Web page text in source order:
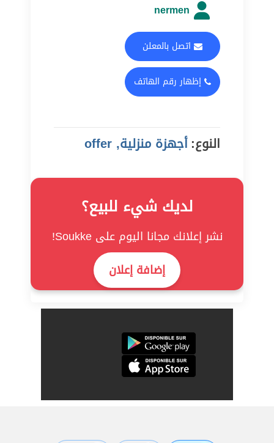
nermen
اتصل بالمعلن
إظهار رقم الهاتف
النوع:أجهزة منزلية, offer
لديك شيء للبيع؟
نشر إعلانك مجانا اليوم على Soukke!
إضافة إعلان